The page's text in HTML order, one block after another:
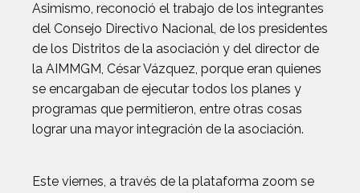
Asimismo, reconoció el trabajo de los integrantes
del Consejo Directivo Nacional, de los presidentes
de los Distritos de la asociación y del director de
la AIMMGM, César Vázquez, porque eran quienes
se encargaban de ejecutar todos los planes y
programas que permitieron, entre otras cosas
lograr una mayor integración de la asociación.
Este viernes, a través de la plataforma zoom se